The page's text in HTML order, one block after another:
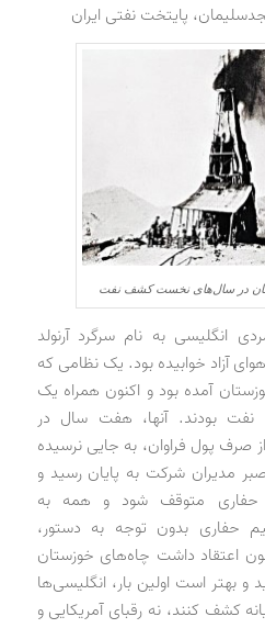
پایتخت نفتی ایران
در سال‌های نخست کشف نفت
پنجم خرداد 1287، مردی انگلیسی به نام سرگرد آرنولد
آزاد خوابیده بود. یک نظامی که
آمده بود و اکنون همراه یک
بودند. آنها، هفت سال در
پول فراوان، به جایی نرسیده
مدیران شرکت به پایان رسید و
حفاری متوقف شود و همه به
حفاری بدون توجه به دستور،
اعتقاد داشت چاه‌های خوزستان
و بهتر است اولین بار، انگلیسی‌ها
کشف کنند، نه رقبای آمریکایی و